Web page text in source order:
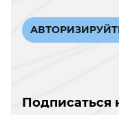
Подписаться